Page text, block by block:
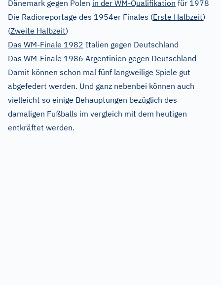
Dänemark gegen Polen in der WM-Qualifikation für 1978
Die Radioreportage des 1954er Finales (Erste Halbzeit)
(Zweite Halbzeit)
Das WM-Finale 1982 Italien gegen Deutschland
Das WM-Finale 1986 Argentinien gegen Deutschland
Damit können schon mal fünf langweilige Spiele gut
abgefedert werden. Und ganz nebenbei können auch
vielleicht so einige Behauptungen bezüglich des
damaligen Fußballs im vergleich mit dem heutigen
entkräftet werden.